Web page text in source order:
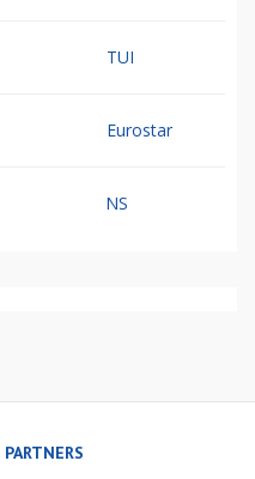
TUI
Eurostar
NS
PARTNERS